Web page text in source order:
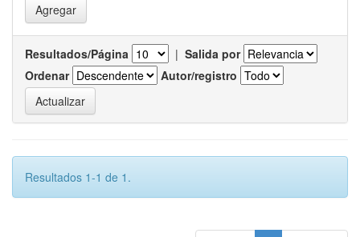
Resultados/Página | Salida por
Ordenar
Autor/registro
Resultados 1-1 de 1.